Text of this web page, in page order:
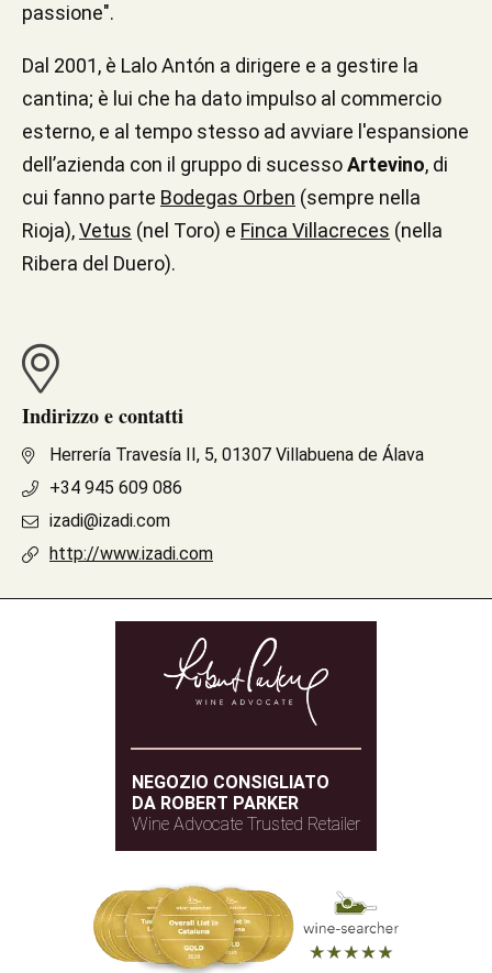
passione".
Dal 2001, è Lalo Antón a dirigere e a gestire la
cantina; è lui che ha dato impulso al commercio
esterno, e al tempo stesso ad avviare l'espansione
dell’azienda con il gruppo di sucessoArtevino, di
cui fanno parte Bodegas Orben (sempre nella
Rioja),Vetus (nel Toro) e Finca Villacreces (nella
Ribera del Duero).
Indirizzo e contatti
Herrería Travesía II, 5, 01307 Villabuena de Álava
+34 945 609 086
izadi@izadi.com
http://www.izadi.com
NEGOZIO CONSIGLIATO
DA ROBERT PARKER
Wine Advocate Trusted Retailer